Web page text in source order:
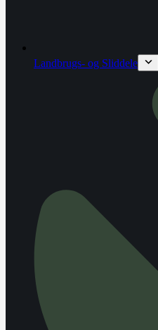
Landbrugs- og Sliddele